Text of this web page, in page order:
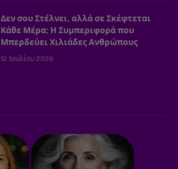
Δεν σου Στέλνει, αλλά σε Σκέφτεται
Κάθε Μέρα; Η Συμπεριφορά που
Μπερδεύει Χιλιάδες Ανθρώπους
12 Ιουλίου 2026